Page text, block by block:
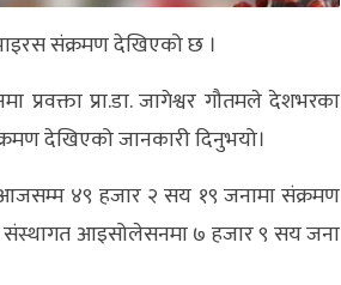
संक्रमण देखिएको छ ।
प्रवक्ता प्रा.डा. जागेश्वर गौतमले देशभरका
देखिएको जानकारी दिनुभयो।
४९ हजार २ सय १९ जनामा संक्रमण
संस्थागत आइसोलेसनमा ७ हजार ९ सय जना